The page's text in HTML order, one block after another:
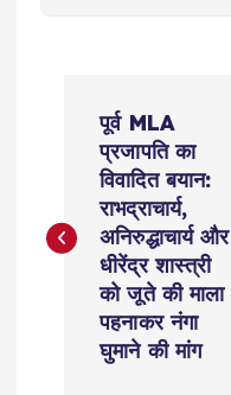
s
पूर्व MLA
प्रजापति का
विवादित बयान:
राभद्राचार्य,
अनिरुद्धाचार्य और
धीरेंद्र शास्त्री
को जूते की माला
पहनाकर नंगा
घुमाने की मांग